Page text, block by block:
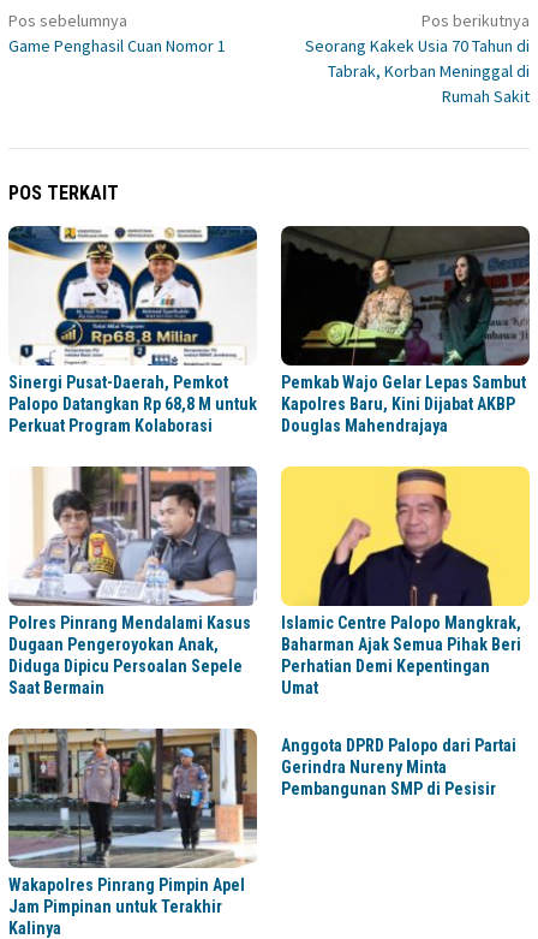
Navigasi
pos
Pos sebelumnya
Game Penghasil Cuan Nomor 1
Pos berikutnya
Seorang Kakek Usia 70 Tahun di
Tabrak, Korban Meninggal di
Rumah Sakit
POS TERKAIT
Sinergi Pusat-Daerah, Pemkot
Palopo Datangkan Rp 68,8 M untuk
Perkuat Program Kolaborasi
Pemkab Wajo Gelar Lepas Sambut
Kapolres Baru, Kini Dijabat AKBP
Douglas Mahendrajaya
Polres Pinrang Mendalami Kasus
Dugaan Pengeroyokan Anak,
Diduga Dipicu Persoalan Sepele
Saat Bermain
Islamic Centre Palopo Mangkrak,
Baharman Ajak Semua Pihak Beri
Perhatian Demi Kepentingan
Umat
Wakapolres Pinrang Pimpin Apel
Jam Pimpinan untuk Terakhir
Kalinya
Anggota DPRD Palopo dari Partai
Gerindra Nureny Minta
Pembangunan SMP di Pesisir